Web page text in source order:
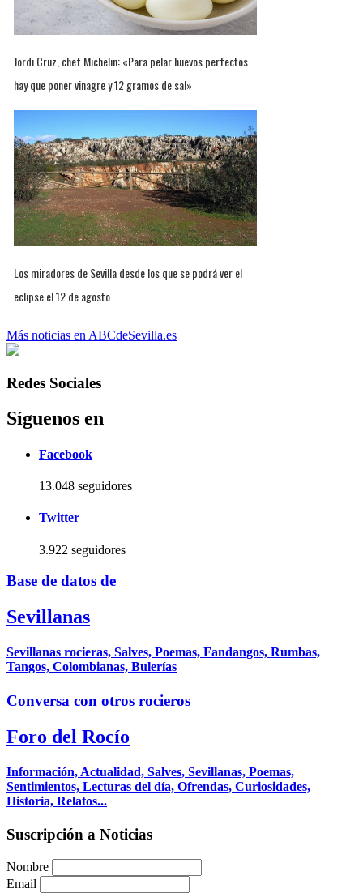
Jordi Cruz, chef Michelin: «Para pelar huevos perfectos
hay que poner vinagre y 12 gramos de sal»
Los miradores de Sevilla desde los que se podrá ver el
eclipse el 12 de agosto
Más noticias en ABCdeSevilla.es
Redes Sociales
Síguenos en
Facebook
13.048 seguidores
Twitter
3.922 seguidores
Base de datos de
Sevillanas
Sevillanas rocieras, Salves, Poemas, Fandangos, Rumbas,
Tangos, Colombianas, Bulerías
Conversa con otros rocieros
Foro del Rocío
Información, Actualidad, Salves, Sevillanas, Poemas,
Sentimientos, Lecturas del día, Ofrendas, Curiosidades,
Historia, Relatos...
Suscripción a Noticias
Nombre
Email